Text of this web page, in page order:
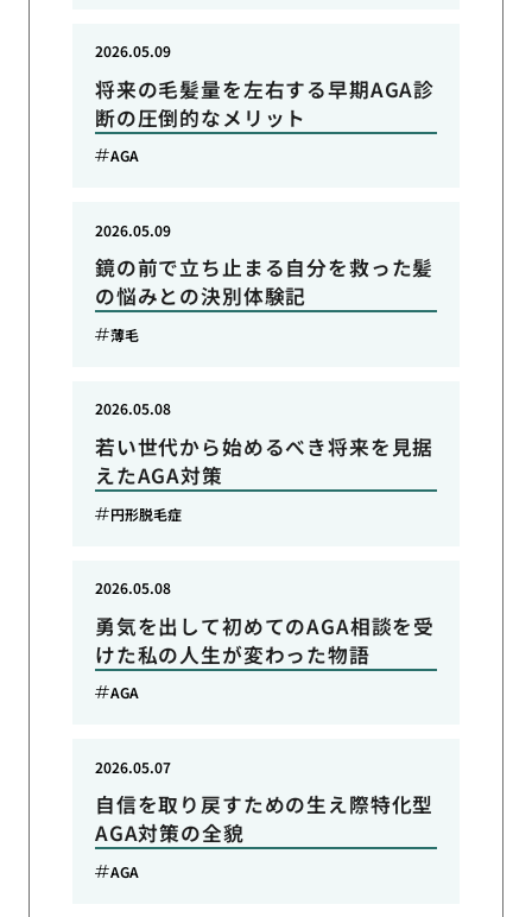
将来の毛髪量を左右する早期AGA診
断の圧倒的なメリット
2026.05.09
AGA
鏡の前で立ち止まる自分を救った髪
の悩みとの決別体験記
2026.05.09
薄毛
若い世代から始めるべき将来を見据
えたAGA対策
2026.05.08
円形脱毛症
勇気を出して初めてのAGA相談を受
けた私の人生が変わった物語
2026.05.08
AGA
自信を取り戻すための生え際特化型
AGA対策の全貌
2026.05.07
AGA